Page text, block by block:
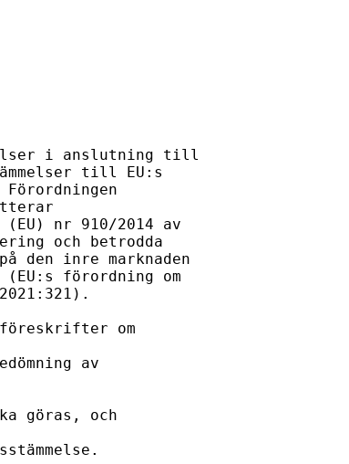
i anslutning till
till EU:s
nr 910/2014 av
och betrodda
den inre marknaden
(EU:s förordning om
om
av
göras, och